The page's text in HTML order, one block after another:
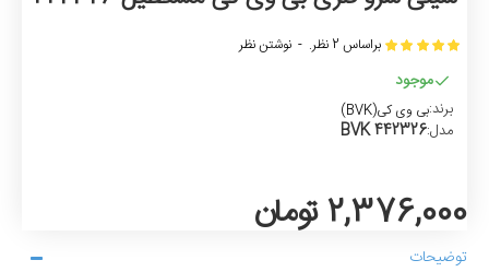
موجود
برند:بی وی کی(BVK)
مدل:442326 BVK
براساس 2 نظر. - نوشتن نظر
2,376,000 تومان
توضیحات